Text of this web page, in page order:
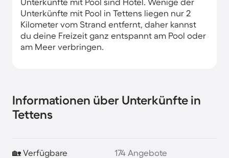
Unterkünfte mit Pool in Tettens liegen nur 2
Kilometer vom Strand entfernt, daher kannst
du deine Freizeit ganz entspannt am Pool oder
am Meer verbringen.
Informationen über Unterkünfte in
Tettens
🏡 Verfügbare
174 Angebote